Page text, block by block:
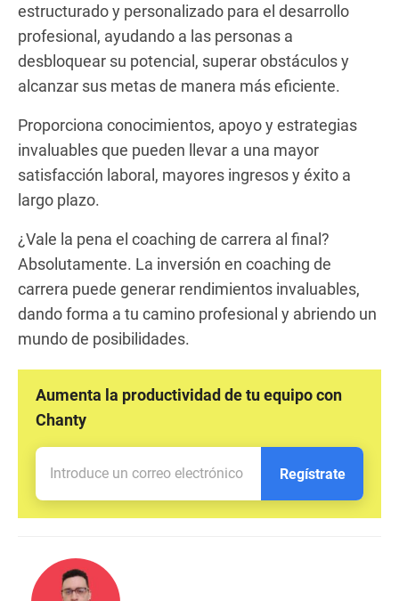
estructurado y personalizado para el desarrollo
profesional, ayudando a las personas a
desbloquear su potencial, superar obstáculos y
alcanzar sus metas de manera más eficiente.
Proporciona conocimientos, apoyo y estrategias
invaluables que pueden llevar a una mayor
satisfacción laboral, mayores ingresos y éxito a
largo plazo.
¿Vale la pena el coaching de carrera al final?
Absolutamente. La inversión en coaching de
carrera puede generar rendimientos invaluables,
dando forma a tu camino profesional y abriendo un
mundo de posibilidades.
Aumenta la productividad de tu equipo con
Chanty
Regístrate